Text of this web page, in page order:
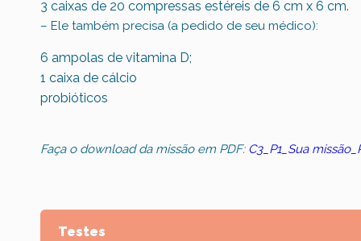
3 caixas de 20 compressas estéreis de 6 cm x 6 cm.
– Ele também precisa (a pedido de seu médico):
6 ampolas de vitamina D;
1 caixa de cálcio
probióticos
Faça o download da missão em PDF: C3_P1_Sua
Testes